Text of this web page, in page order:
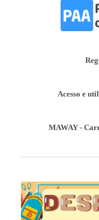
Informações-
Equivalência à
Encontram-se
Provas Avaliação
Acesso e
MAWAY -